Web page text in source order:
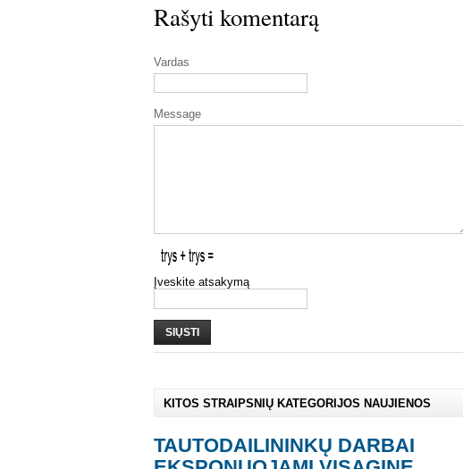
Rašyti komentarą
Vardas
Message
Įveskite atsakymą
SIŲSTI
KITOS STRAIPSNIŲ KATEGORIJOS NAUJIENOS
TAUTODAILININKŲ DARBAI